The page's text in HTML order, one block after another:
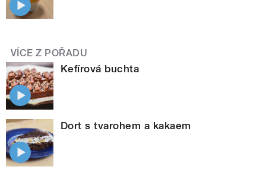
VÍCE Z POŘADU
Kefírová buchta
Dort s tvarohem a kakaem